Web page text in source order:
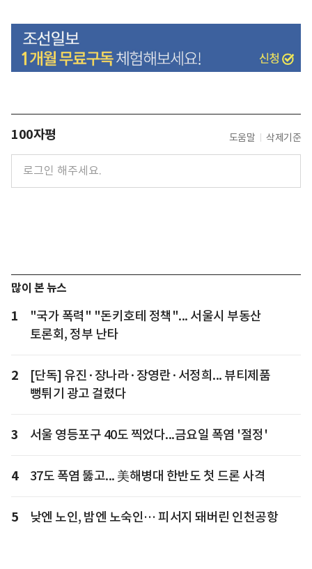
100자평 도움말 삭제기준
많이 본 뉴스
1
"국가 폭력" "돈키호테 정책"... 서울시 부동산
토론회, 정부 난타
2
[단독] 유진·장나라·장영란·서정희... 뷰티제품
뻥튀기 광고 걸렸다
3 서울 영등포구 40도 찍었다...금요일 폭염 '절정'
4 37도 폭염 뚫고... 美해병대 한반도 첫 드론 사격
5 낮엔 노인, 밤엔 노숙인… 피서지 돼버린 인천공항